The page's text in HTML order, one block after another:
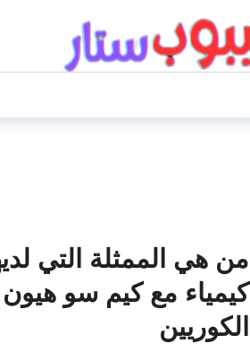
من هي الممثلة التي
كيمياء مع كيم سو
الكوريين